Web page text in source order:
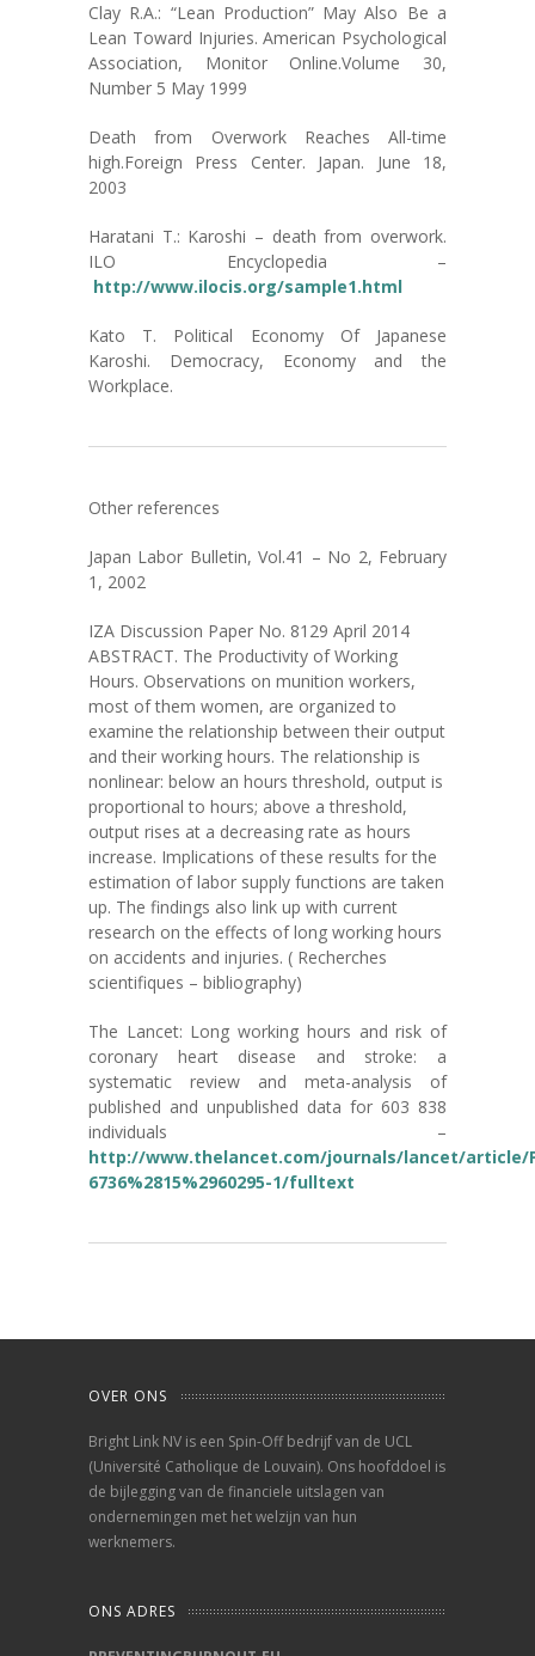
Clay R.A.: “Lean Production” May Also Be a
Lean Toward Injuries. American Psychological
Association, Monitor Online.Volume 30,
Number 5 May 1999
Death from Overwork Reaches All-time
high.Foreign Press Center. Japan. June 18,
2003
Haratani T.: Karoshi – death from overwork.
ILO Encyclopedia –
http://www.ilocis.org/sample1.html
Kato T. Political Economy Of Japanese
Karoshi. Democracy, Economy and the
Workplace.
Other references
Japan Labor Bulletin, Vol.41 – No 2, February
1, 2002
IZA Discussion Paper No. 8129 April 2014
ABSTRACT. The Productivity of Working
Hours. Observations on munition workers,
most of them women, are organized to
examine the relationship between their output
and their working hours. The relationship is
nonlinear: below an hours threshold, output is
proportional to hours; above a threshold,
output rises at a decreasing rate as hours
increase. Implications of these results for the
estimation of labor supply functions are taken
up. The findings also link up with current
research on the effects of long working hours
on accidents and injuries. ( Recherches
scientifiques – bibliography)
The Lancet: Long working hours and risk of
coronary heart disease and stroke: a
systematic review and meta-analysis of
published and unpublished data for 603 838
individuals –
http://www.thelancet.com/journals/lancet/article/
6736%2815%2960295-1/fulltext
OVER ONS
Bright Link NV is een Spin-Off bedrijf van de UCL
(Université Catholique de Louvain). Ons hoofddoel is
de bijlegging van de financiele uitslagen van
ondernemingen met het welzijn van hun
werknemers.
ONS ADRES